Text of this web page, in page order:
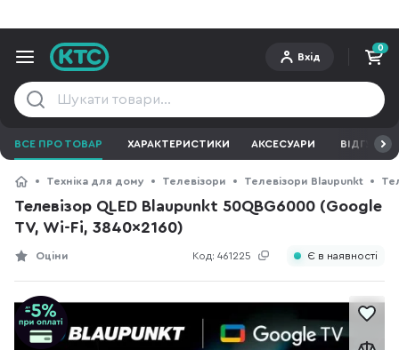
Вхід
0
ВСЕ ПРО ТОВАР ХАРАКТЕРИСТИКИ АКСЕСУАРИ ВІДГУКИ
Техніка для дому Телевізори Телевізори Blaupunkt
Телевізор QLED Blaupunkt 50QBG6000 (Google
TV, Wi-Fi, 3840x2160)
Код: 461225
Оціни Є в наявності